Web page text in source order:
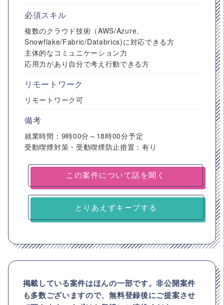
必須スキル
複数のクラウド技術（AWS/Azure、
Snowflake/Fabric/Databrics)に対応できる方
主体的なコミュニケーション力
応用力があり自分で考え行動できる方
リモートワーク
リモートワーク可
備考
就業時間：9時00分～18時00分予定
受動喫煙対策・受動喫煙防止措置：有り
とりあえずキープする
掲載している案件はほんの一部です。非公開案件
も多数ございますので、無料登録後にご提案させ